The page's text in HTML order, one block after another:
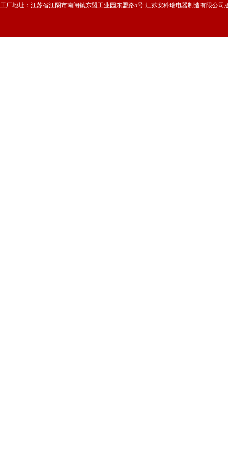
工厂地址：江苏省江阴市南闸镇东盟工业园东盟路5号 江苏安科瑞电器制造有限公司